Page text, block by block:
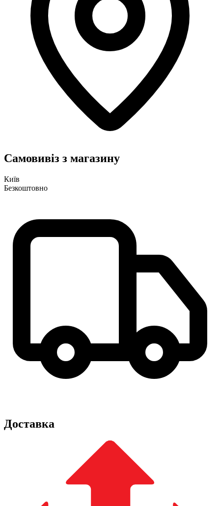
Самовивіз з магазину
Київ
Безкоштовно
Доставка